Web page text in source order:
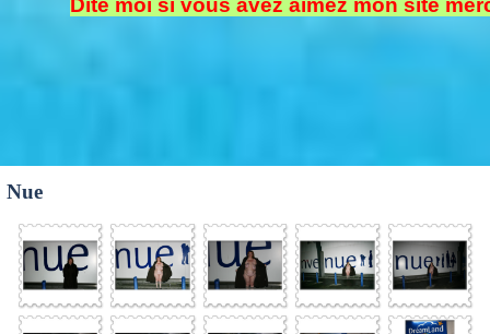
Dite moi si vous avez aimez mon site
Nue